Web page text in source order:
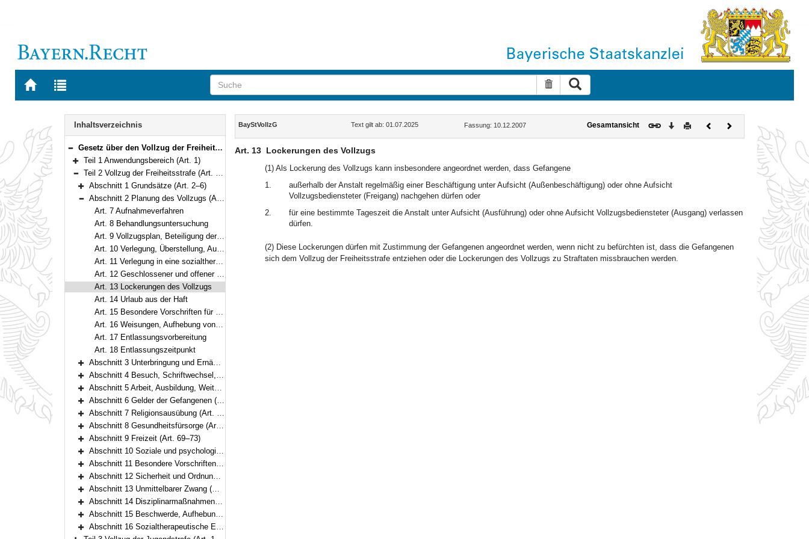
Zur
BAYERN.RECHT
Zur
letzten
Suche zurücksetzen
Navigation
Inhaltsverzeichnis
Bereich reduzieren
Gesetz über den Vollzug der Freiheitsstrafe und der Jugendstrafe (Bayerisches Strafvollzugsgesetz – BayStVollzG) Vom 10. Dezember 2007 (GVBl. S. 866) BayRS 312-2-1-J (Art. 1–209)
Bereich erweitern
Teil 1 Anwendungsbereich (Art. 1)
Bereich reduzieren
Teil 2 Vollzug der Freiheitsstrafe (Art. 2–120)
Bereich erweitern
Abschnitt 1 Grundsätze (Art. 2–6)
Bereich reduzieren
Abschnitt 2 Planung des Vollzugs (Art. 7–18)
Art. 7 Aufnahmeverfahren
Art. 8 Behandlungsuntersuchung
Art. 9 Vollzugsplan, Beteiligung der Gefangenen
Art. 10 Verlegung, Überstellung, Ausantwortung
Art. 11 Verlegung in eine sozialtherapeutische Einrichtung
Art. 12 Geschlossener und offener Vollzug
Art. 13 Lockerungen des Vollzugs
Art. 14 Urlaub aus der Haft
Art. 15 Besondere Vorschriften für Gewalt- und Sexualstraftäter
Art. 16 Weisungen, Aufhebung von Lockerungen und Urlaub
Art. 17 Entlassungsvorbereitung
Art. 18 Entlassungszeitpunkt
Bereich erweitern
Abschnitt 3 Unterbringung und Ernährung der Gefangenen (Art. 19–25)
Bereich erweitern
Abschnitt 4 Besuch, Schriftwechsel, Urlaub, Ausgang und Ausführung aus wichtigem Anlass (Art. 26–38)
Bereich erweitern
Abschnitt 5 Arbeit, Ausbildung, Weiterbildung (Art. 39–49)
Bereich erweitern
Abschnitt 6 Gelder der Gefangenen (Art. 50–54)
Bereich erweitern
Abschnitt 7 Religionsausübung (Art. 55–57)
Bereich erweitern
Abschnitt 8 Gesundheitsfürsorge (Art. 58–68)
Bereich erweitern
Abschnitt 9 Freizeit (Art. 69–73)
Bereich erweitern
Abschnitt 10 Soziale und psychologische Hilfe (Art. 74–81)
Bereich erweitern
Abschnitt 11 Besondere Vorschriften für den Frauenstrafvollzug (Art. 82–86)
Bereich erweitern
Abschnitt 12 Sicherheit und Ordnung (Art. 87–100)
Bereich erweitern
Abschnitt 13 Unmittelbarer Zwang (Art. 101–108)
Bereich erweitern
Abschnitt 14 Disziplinarmaßnahmen (Art. 109–114)
Bereich erweitern
Abschnitt 15 Beschwerde, Aufhebung von Maßnahmen und Gefangenenmitverantwortung (Art. 115–116)
Bereich erweitern
Abschnitt 16 Sozialtherapeutische Einrichtungen (Art. 117–120)
Inhalt
BayStVollzG Text gilt ab: 01.07.2025 Fassung: 10.12.2007 Gesamtansicht Download
DruckenVorherigesNächstes
Dokument
Art. 13 Lockerungen des Vollzugs
(1) Als Lockerung des Vollzugs kann insbesondere angeordnet werden, dass Gefangene
1.
außerhalb der Anstalt regelmäßig einer Beschäftigung unter Aufsicht (Außenbeschäftigung) oder ohne Aufsicht
Vollzugsbediensteter (Freigang) nachgehen dürfen oder
2.
für eine bestimmte Tageszeit die Anstalt unter Aufsicht (Ausführung) oder ohne Aufsicht Vollzugsbediensteter (Ausgang) verlassen
dürfen.
(2) Diese Lockerungen dürfen mit Zustimmung der Gefangenen angeordnet werden, wenn nicht zu befürchten ist, dass die Gefangenen
sich dem Vollzug der Freiheitsstrafe entziehen oder die Lockerungen des Vollzugs zu Straftaten missbrauchen werden.